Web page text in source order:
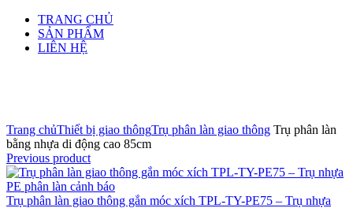
TRANG CHỦ
SẢN PHẨM
LIÊN HỆ
Trang chủThiết bị giao thôngTrụ phân làn giao thông Trụ phân làn
bằng nhựa di động cao 85cm
Previous product
Trụ phân làn giao thông gắn móc xích TPL-TY-PE75 – Trụ nhựa